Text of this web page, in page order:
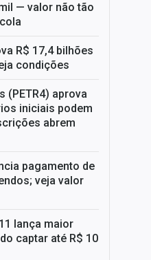
— valor não tão
R$ 17,4 bilhões
condições
(PETR4) aprova
iniciais podem
abrem
pagamento de
veja valor
lança maior
captar até R$ 10